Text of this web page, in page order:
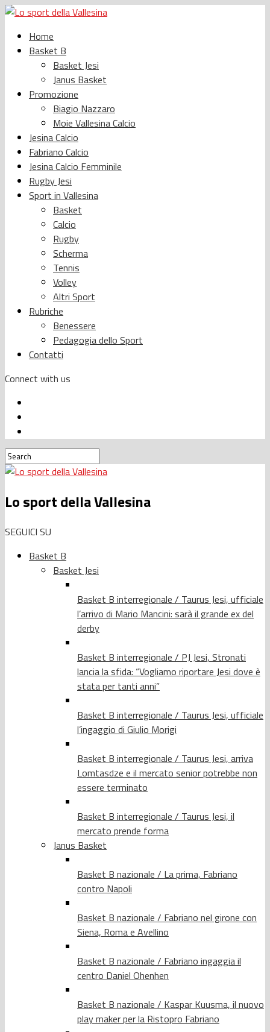
Home
Basket B
Basket Jesi
Janus Basket
Promozione
Biagio Nazzaro
Moie Vallesina Calcio
Jesina Calcio
Fabriano Calcio
Jesina Calcio Femminile
Rugby Jesi
Sport in Vallesina
Basket
Calcio
Rugby
Scherma
Tennis
Volley
Altri Sport
Rubriche
Benessere
Pedagogia dello Sport
Contatti
Connect with us
Lo sport della Vallesina
SEGUICI SU
Basket B
Basket Jesi
Basket B interregionale / Taurus Jesi, ufficiale
l’arrivo di Mario Mancini: sarà il grande ex del
derby
Basket B interregionale / PJ Jesi, Stronati
lancia la sfida: “Vogliamo riportare Jesi dove è
stata per tanti anni”
Basket B interregionale / Taurus Jesi, ufficiale
l’ingaggio di Giulio Morigi
Basket B interregionale / Taurus Jesi, arriva
Lomtasdze e il mercato senior potrebbe non
essere terminato
Basket B interregionale / Taurus Jesi, il
mercato prende forma
Janus Basket
Basket B nazionale / La prima, Fabriano
contro Napoli
Basket B nazionale / Fabriano nel girone con
Siena, Roma e Avellino
Basket B nazionale / Fabriano ingaggia il
centro Daniel Ohenhen
Basket B nazionale / Kaspar Kuusma, il nuovo
play maker per la Ristopro Fabriano